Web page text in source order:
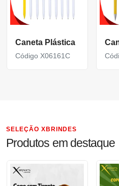
Caneta Plástica
Código X06161C
SELEÇÃO XBRINDES
Produtos em destaque